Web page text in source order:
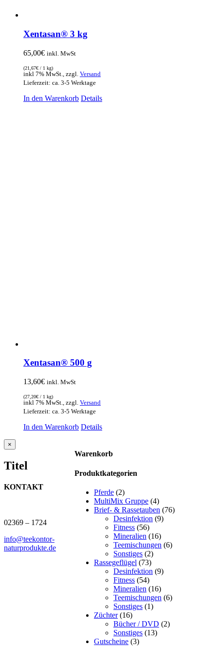
Xentasan® 3 kg
65,00€ inkl. MwSt
(21,67€ / 1 kg)
inkl 7% MwSt., zzgl. Versand
Lieferzeit: ca. 3-5 Werktage
In den Warenkorb Details
Xentasan® 500 g
13,60€ inkl. MwSt
(27,20€ / 1 kg)
inkl 7% MwSt., zzgl. Versand
Lieferzeit: ca. 3-5 Werktage
In den Warenkorb Details
Warenkorb
Produktkategorien
Pferde (2)
MultiMix Gruppe (4)
Brief- & Rassetauben (76)
Desinfektion (9)
Fitness (56)
Mineralien (16)
Teemischungen (6)
Sonstiges (2)
Rassegeflügel (73)
Desinfektion (9)
Fitness (54)
Mineralien (16)
Teemischungen (6)
Sonstiges (1)
Züchter (16)
Bücher / DVD (2)
Sonstiges (13)
Gutscheine (3)
Close
product
view
×
Titel
KONTAKT
02369 – 1724
info@teekontor-
naturprodukte.de